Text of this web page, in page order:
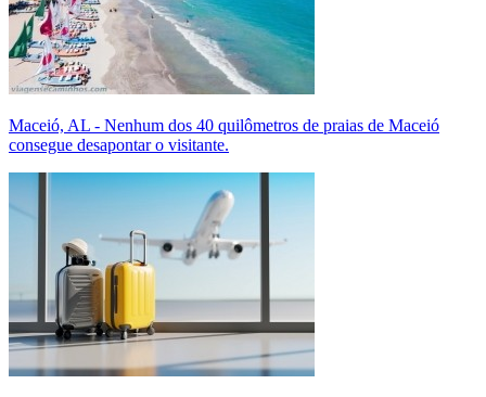
Maceió, AL - Nenhum dos 40 quilômetros de praias de Maceió
consegue desapontar o visitante.